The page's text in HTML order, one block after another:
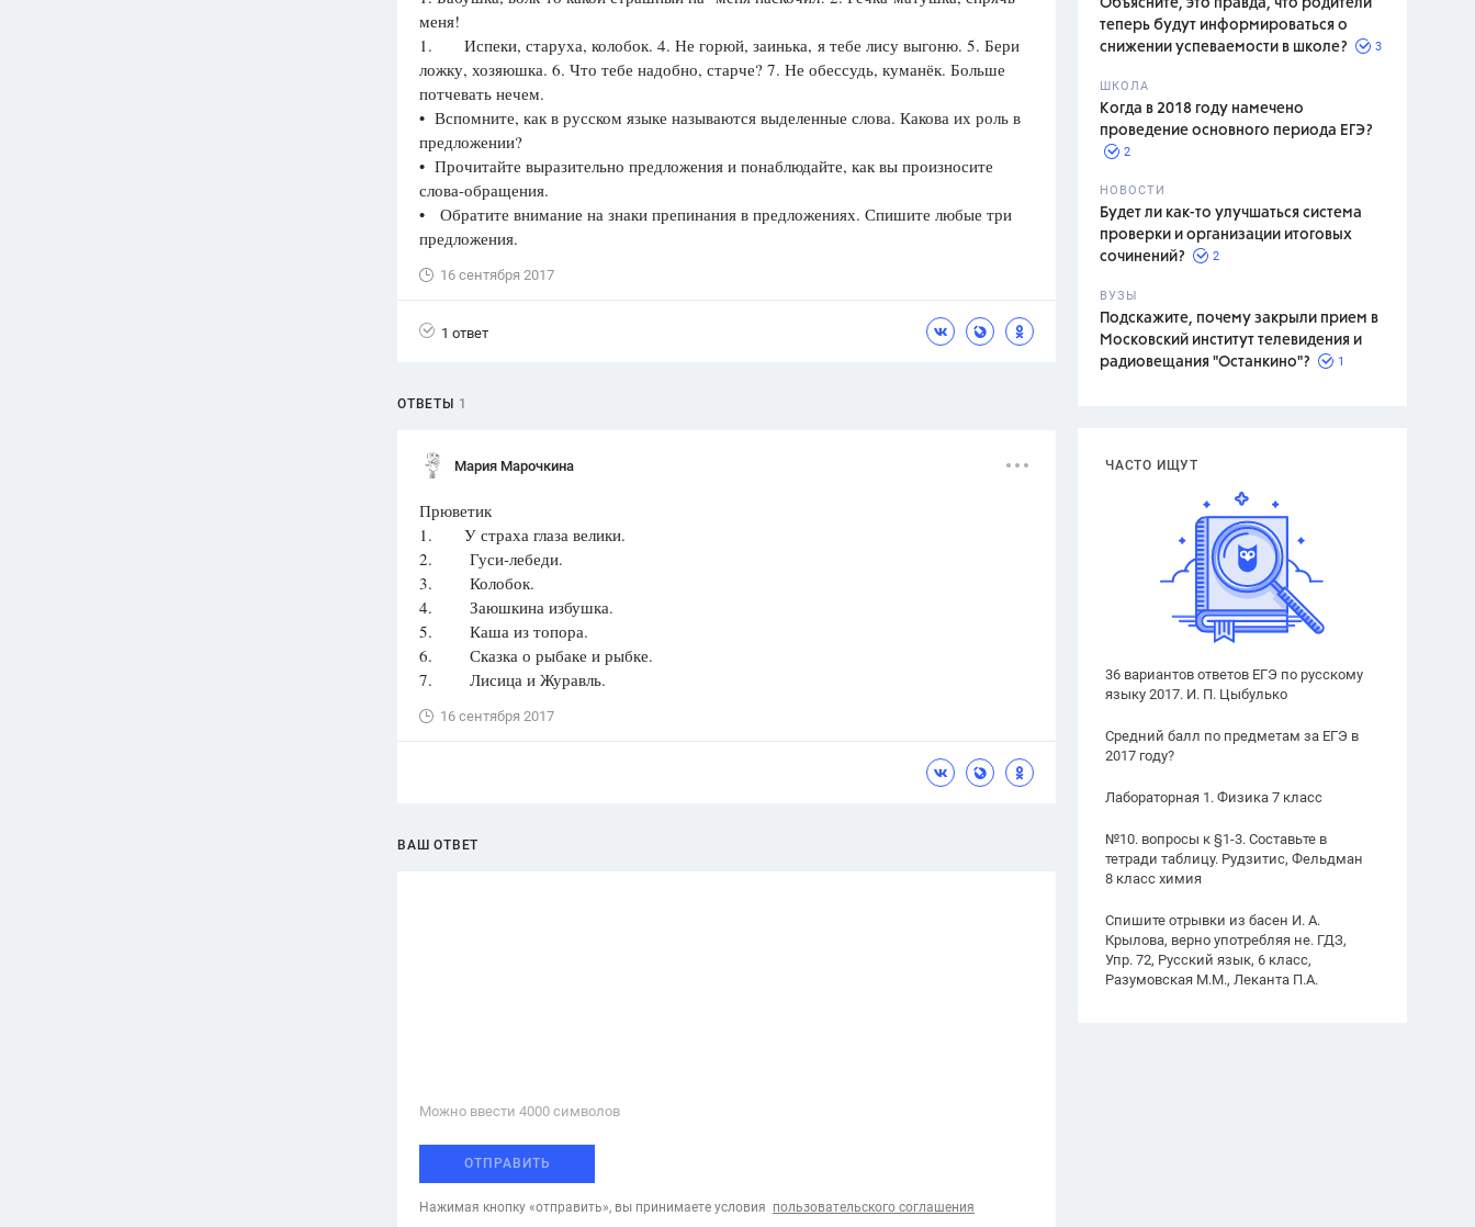
Вузы
Олимпиады
ответа
Spotlight
ответ
ГИА
ответов
Психология
Объясните, это правда, что родители
теперь будут информироваться о
снижении успеваемости в школе?
3
ШКОЛА
Когда в 2018 году намечено
проведение основного периода ЕГЭ?
2
НОВОСТИ
Будет ли как-то улучшаться система
проверки и организации итоговых
сочинений?
2
ВУЗЫ
Подскажите, почему закрыли прием в
Московский институт телевидения и
радиовещания "Останкино"?
1
ЧАСТО ИЩУТ
36 вариантов ответов ЕГЭ по русскому
языку 2017. И. П. Цыбулько
Средний балл по предметам за ЕГЭ в
2017 году?
Лабораторная 1. Физика 7 класс
№10. вопросы к §1-3. Составьте в
тетради таблицу. Рудзитис, Фельдман
8 класс химия
Спишите отрывки из басен И. А.
Крылова, верно употребляя не. ГДЗ,
Упр. 72, Русский язык, 6 класс,
Разумовская М.М., Леканта П.А.
меня!
1. Испеки, старуха, колобок. 4. Не горюй, заинька, я тебе лису выгоню. 5. Бери
ложку, хозяюшка. 6. Что тебе надобно, старче? 7. Не обессудь, куманёк. Больше
потчевать нечем.
• Вспомните, как в русском языке называются выделенные слова. Какова их роль в
предложении?
• Прочитайте выразительно предложения и понаблюдайте, как вы произносите
слова-обращения.
• Обратите внимание на знаки препинания в предложениях. Спишите любые три
предложения.
16 сентября 2017
1 ответ
ОТВЕТЫ 1
Мария Марочкина
Прюветик
1. У страха глаза велики.
2. Гуси-лебеди.
3. Колобок.
4. Заюшкина избушка.
5. Каша из топора.
6. Сказка о рыбаке и рыбке.
7. Лисица и Журавль.
16 сентября 2017
ВАШ ОТВЕТ
Можно ввести 4000 cимволов
ОТПРАВИТЬ
Нажимая кнопку «отправить», вы принимаете условия пользовательского соглашения